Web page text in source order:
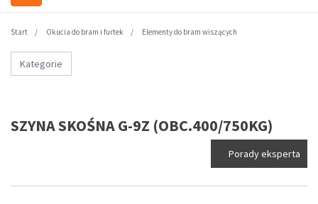
Start Okucia do bram i furtek Elementy do bram wiszących
Kategorie
SZYNA SKOŚNA G-9Z (OBC.400/750KG)
Porady eksperta